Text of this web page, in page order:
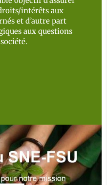
intérêts aux
et d’autre part
aux questions